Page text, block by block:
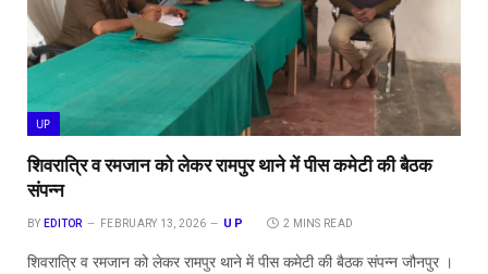
UP
शिवरात्रि व रमजान को लेकर रामपुर थाने में पीस कमेटी की बैठक
संपन्न
BY EDITOR FEBRUARY 13, 2026 UP 2 MINS READ
शिवरात्रि व रमजान को लेकर रामपुर थाने में पीस कमेटी की बैठक संपन्न जौनपुर ।